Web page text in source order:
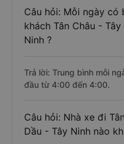
Câu hỏi: Mỗi ngày có
khách Tân Châu -
Ninh ?
Trả lời: Trung bình mỗi
đầu từ 4:00 đến 4:00.
Câu hỏi: Nhà xe đi
Dầu - Tây Ninh nào